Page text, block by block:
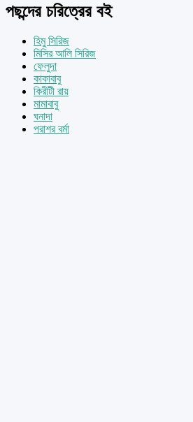
পছন্দের চরিত্রের বই
হিমু সিরিজ
মিসির আলি সিরিজ
ফেলুদা
কাকাবাবু
কিরীটী রায়
মামাবাবু
ঘনাদা
পরাশর বর্মা